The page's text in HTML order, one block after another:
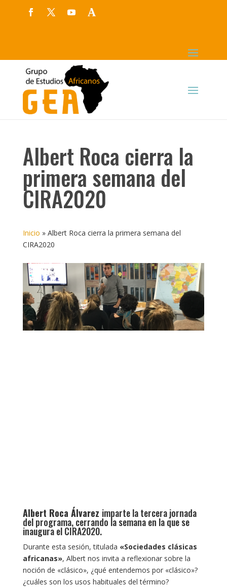
Albert Roca cierra la
primera semana del
CIRA2020
Inicio » Albert Roca cierra la primera semana del
CIRA2020
Albert Roca Álvarez imparte la tercera jornada
del programa, cerrando la semana en la que se
inaugura el CIRA2020.
Durante esta sesión, titulada «Sociedades clásicas
africanas», Albert nos invita a reflexionar sobre la
noción de «clásico», ¿qué entendemos por «clásico»?
¿cuáles son los usos habituales del término?